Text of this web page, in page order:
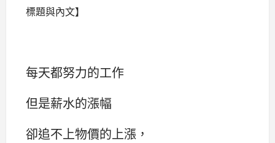
標題與內文】
每天都努力的工作
但是薪水的漲幅
卻追不上物價的上漲，